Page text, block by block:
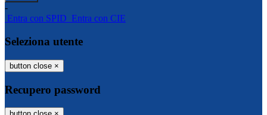
-
Entra con SPID Entra con CIE
Seleziona utente
button close ×
Recupero password